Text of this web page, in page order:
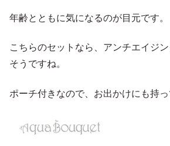
年齢とともに気になるのが目元です。
こちらのセットなら、アンチエイジ
そうですね。
ポーチ付きなので、お出かけにも持っ